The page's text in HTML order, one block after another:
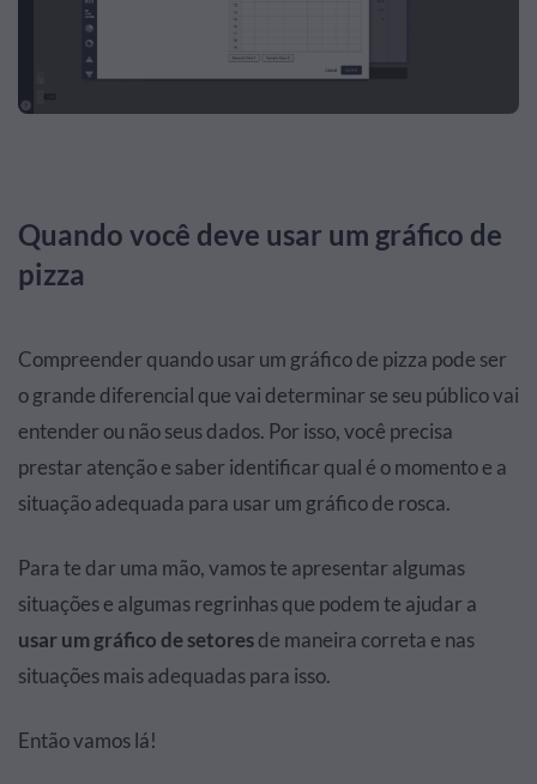
Quando você deve usar um gráfico de
pizza
Compreender quando usar um gráfico de pizza pode ser
o grande diferencial que vai determinar se seu público vai
entender ou não seus dados. Por isso, você precisa
prestar atenção e saber identificar qual é o momento e a
situação adequada para usar um gráfico de rosca.
Para te dar uma mão, vamos te apresentar algumas
situações e algumas regrinhas que podem te ajudar a
usar um gráfico de setoresde maneira correta e nas
situações mais adequadas para isso.
Então vamos lá!